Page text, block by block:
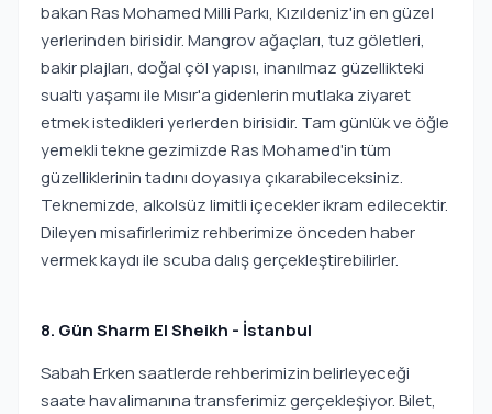
bakan Ras Mohamed Milli Parkı, Kızıldeniz'in en güzel
yerlerinden birisidir. Mangrov ağaçları, tuz göletleri,
bakir plajları, doğal çöl yapısı, inanılmaz güzellikteki
sualtı yaşamı ile Mısır'a gidenlerin mutlaka ziyaret
etmek istedikleri yerlerden birisidir. Tam günlük ve öğle
yemekli tekne gezimizde Ras Mohamed'in tüm
güzelliklerinin tadını doyasıya çıkarabileceksiniz.
Teknemizde, alkolsüz limitli içecekler ikram edilecektir.
Dileyen misafirlerimiz rehberimize önceden haber
vermek kaydı ile scuba dalış gerçekleştirebilirler.
8. Gün Sharm El Sheikh - İstanbul
Sabah Erken saatlerde rehberimizin belirleyeceği
saate havalimanına transferimiz gerçekleşiyor. Bilet,